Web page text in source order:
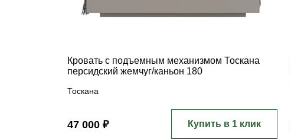
Кровать с подъемным механизмом Тоскана
персидский жемчуг/каньон 180
Тоскана
47 000 ₽ Купить в 1 клик